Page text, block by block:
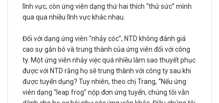
lĩnh vực, còn ứng viên dạng thứ hai thích “thử sức” mình
qua qua nhiều lĩnh vực khác nhau.
Đối với dạng ứng viên “nhảy cóc”, NTD không đánh giá
cao sự gắn bó và trung thành của ứng viên đối với công
ty. Một ứng viên nhảy việc quá nhiều làm sao thuyết phục
được với NTD rằng họ sẽ trung thành với công ty sau khi
được tuyển dụng? Tuy nhiên, theo chị Trang, “Nếu ứng
viên dạng “leap frog” nộp đơn ứng tuyển, chúng tôi vẫn